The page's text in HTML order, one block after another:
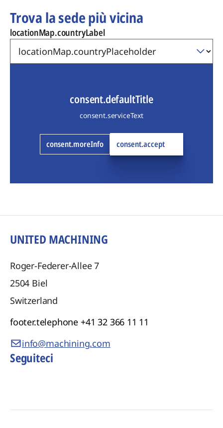
Trova la sede più vicina
locationMap.countryLabel
consent.defaultTitle
consent.serviceText
consent.moreInfo consent.accept
UNITED MACHINING
Roger-Federer-Allee 7
2504 Biel
Switzerland
footer.telephone +41 32 366 11 11
info@machining.com
Seguiteci